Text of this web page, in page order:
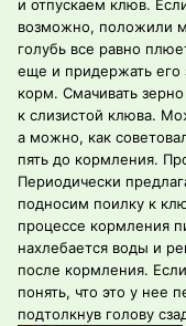
и отпускаем клюв.
возможно, положили
голубь все равно
еще и придержать его
корм. Смачивать
к слизистой клюва.
а можно, как
пять до кормления.
Периодически
подносим поилку к
процессе кормления
нахлебается воды и
после кормления.
понять, что это у нее
подтолкнув голову